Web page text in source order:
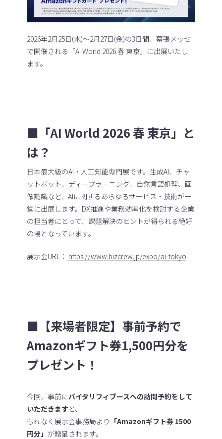
2026年2月25日(水)～2月27日(金)の3日間、幕張メッセ
で開催される「AI World 2026 春 東京」に出展いたし
ます。
■「AI World 2026 春 東京」と
は？
日本最大級のAI・人工知能専門展です。生成AI、チャ
ットボット、ディープラーニング、自然言語処理、画
像認識など、AIに関するあらゆるサービス・技術が一
堂に出展します。DX推進や業務効率化を検討する企業
の担当者にとって、課題解決のヒントが得られる絶好
の場となっています。
展示会URL： https://www.bizcrew.jp/expo/ai-tokyo
■【来場者限定】事前予約で
Amazonギフト券1,500円分を
プレゼント！
今回、事前にバイタリフィブースへの訪問予約をして
いただきます と、
もれなく展示会事務局より 「Amazonギフト券 1500
円分」 が贈呈されます。